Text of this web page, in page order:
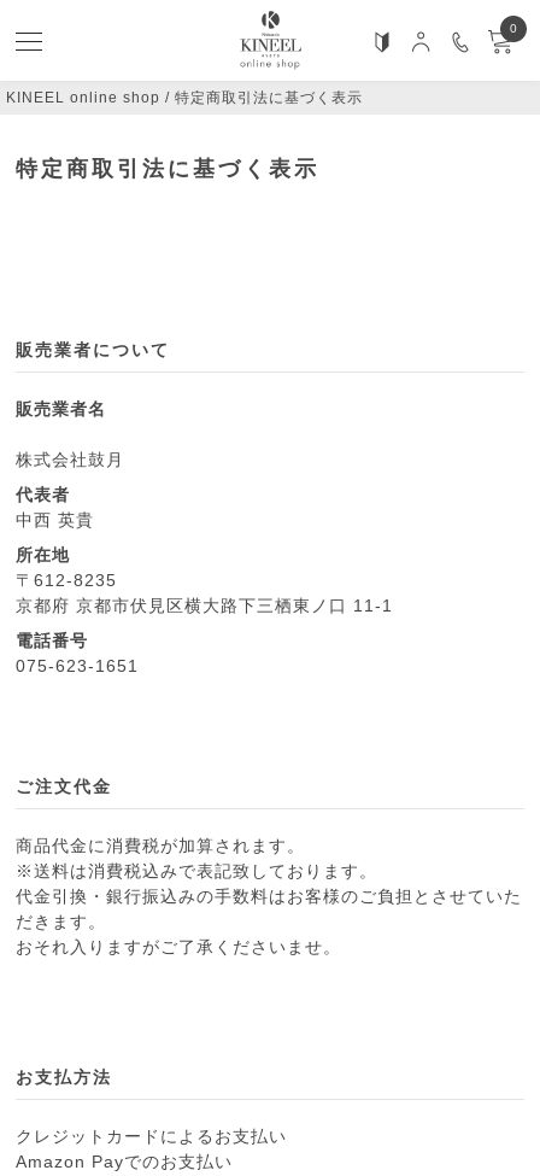
0
KINEEL online shop 特定商取引法に基づく表示
特定商取引法に基づく表示
販売業者について
販売業者名
株式会社鼓月
代表者
中西 英貴
所在地
〒612-8235
京都府 京都市伏見区横大路下三栖東ノ口 11-1
電話番号
075-623-1651
ご注文代金
商品代金に消費税が加算されます。
※送料は消費税込みで表記致しております。
代金引換・銀行振込みの手数料はお客様のご負担とさせていた
だきます。
おそれ入りますがご了承くださいませ。
お支払方法
クレジットカードによるお支払い
Amazon Payでのお支払い